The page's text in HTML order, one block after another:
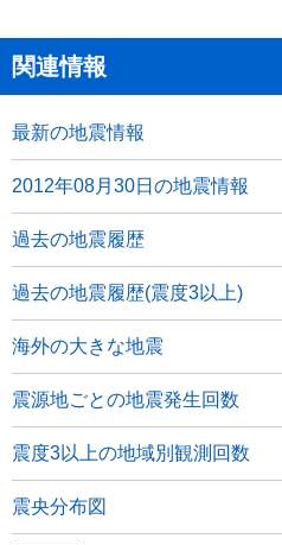
関連情報
最新の地震情報
2012年08月30日の地震情報
過去の地震履歴
過去の地震履歴(震度3以上)
海外の大きな地震
震源地ごとの地震発生回数
震度3以上の地域別観測回数
震央分布図